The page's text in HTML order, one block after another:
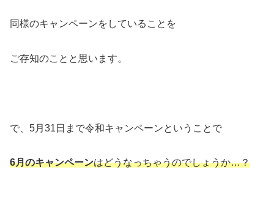
同様のキャンペーンをしていることを
ご存知のことと思います。
で、5月31日まで令和キャンペーンということで
6月のキャンペーンはどうなっちゃうのでしょうか…？